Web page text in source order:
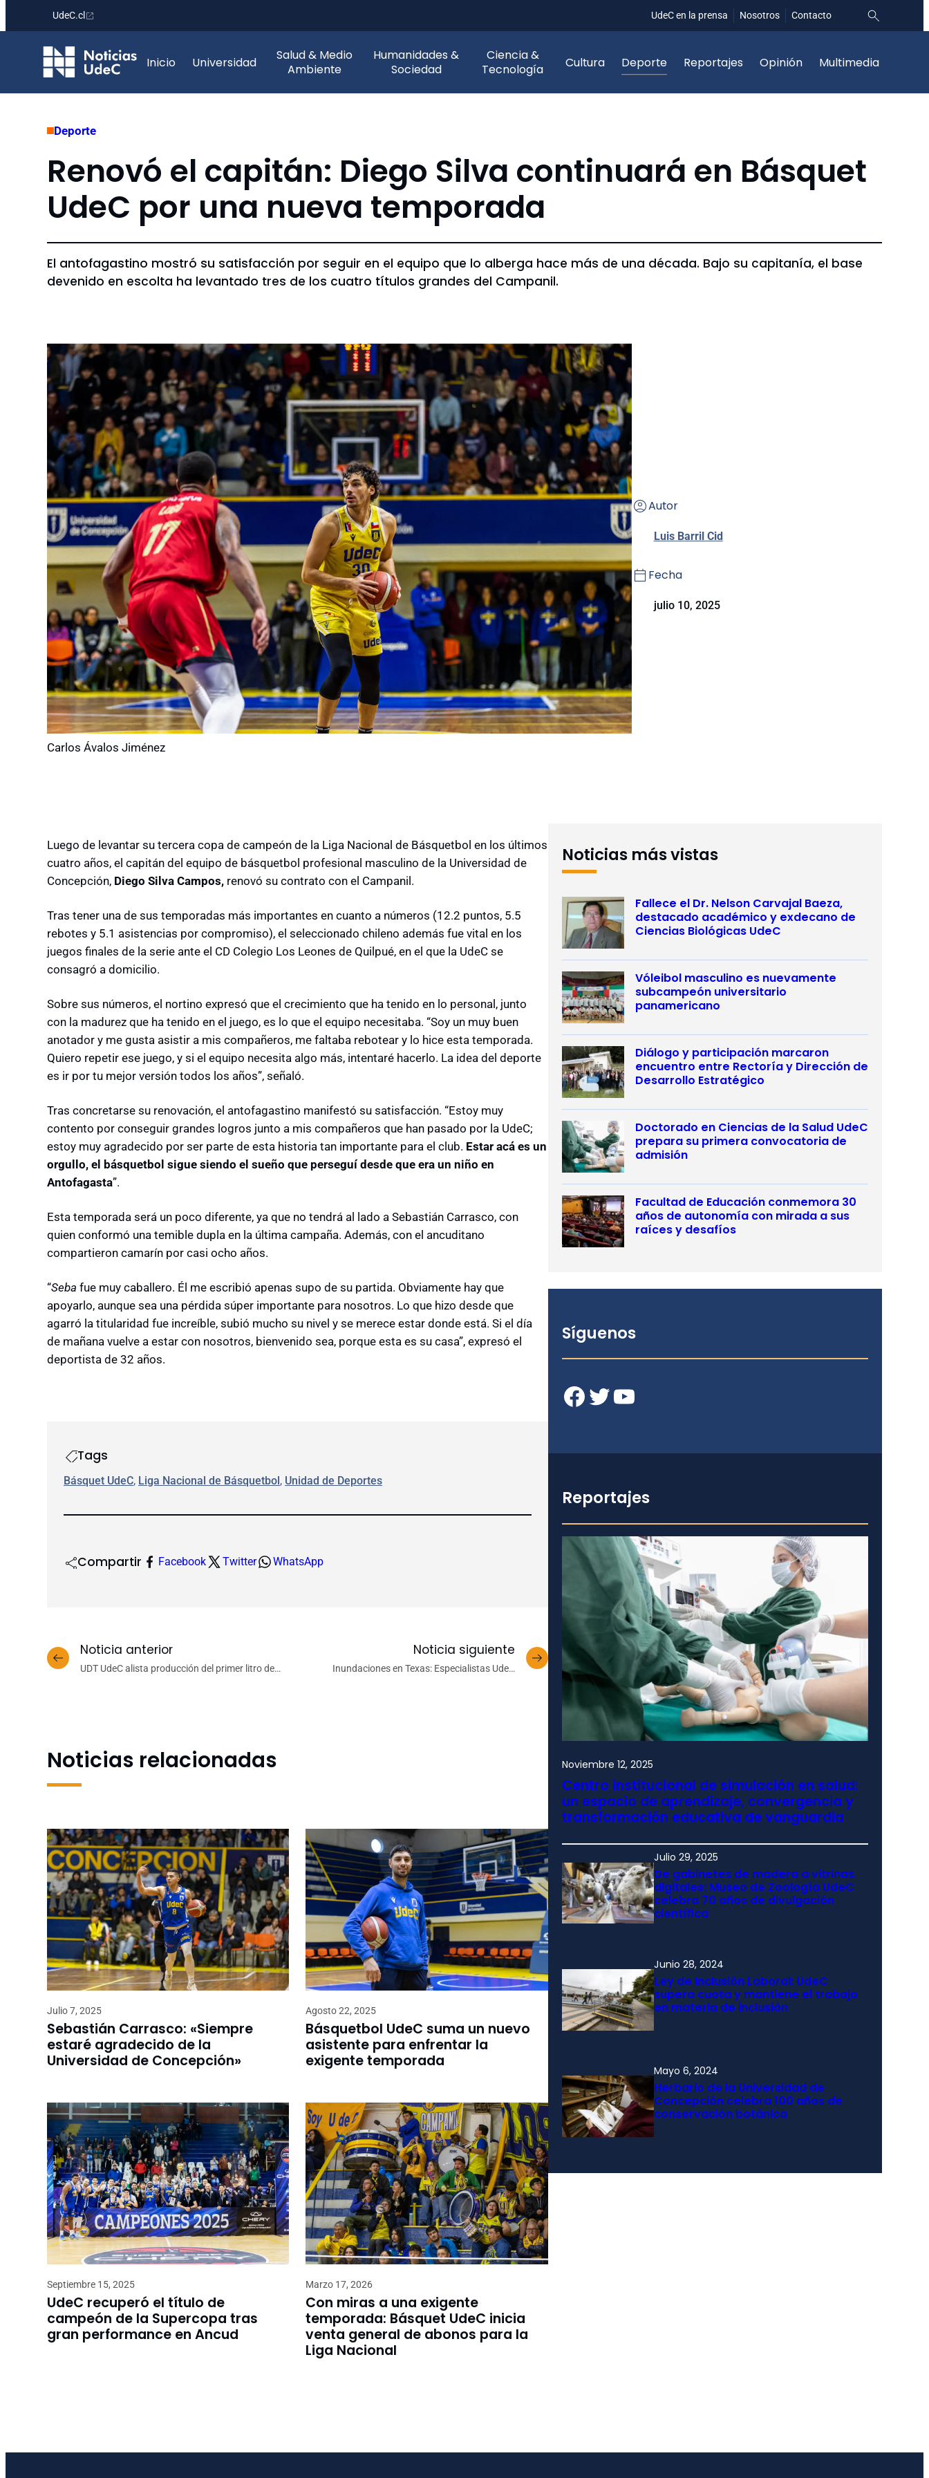
contenido
UdeC.cl UdeC en la prensa Nosotros Contacto
Inicio Universidad
Salud & Medio
Ambiente
Humanidades &
Sociedad
Ciencia &
Tecnología
Cultura Deporte Reportajes Opinión Multimedia
Deporte
Renovó el capitán: Diego Silva continuará en Básquet
UdeC por una nueva temporada
El antofagastino mostró su satisfacción por seguir en el equipo que lo alberga hace más de una década. Bajo su capitanía, el base
devenido en escolta ha levantado tres de los cuatro títulos grandes del Campanil.
Carlos Ávalos Jiménez
Autor
Luis Barril Cid
Fecha
julio 10, 2025
Luego de levantar su tercera copa de campeón de la Liga Nacional de Básquetbol en los últimos
cuatro años, el capitán del equipo de básquetbol profesional masculino de la Universidad de
Concepción, Diego Silva Campos, renovó su contrato con el Campanil.
Tras tener una de sus temporadas más importantes en cuanto a números (12.2 puntos, 5.5
rebotes y 5.1 asistencias por compromiso), el seleccionado chileno además fue vital en los
juegos finales de la serie ante el CD Colegio Los Leones de Quilpué, en el que la UdeC se
consagró a domicilio.
Sobre sus números, el nortino expresó que el crecimiento que ha tenido en lo personal, junto
con la madurez que ha tenido en el juego, es lo que el equipo necesitaba. “Soy un muy buen
anotador y me gusta asistir a mis compañeros, me faltaba rebotear y lo hice esta temporada.
Quiero repetir ese juego, y si el equipo necesita algo más, intentaré hacerlo. La idea del deporte
es ir por tu mejor versión todos los años”, señaló.
Tras concretarse su renovación, el antofagastino manifestó su satisfacción. “Estoy muy
contento por conseguir grandes logros junto a mis compañeros que han pasado por la UdeC;
estoy muy agradecido por ser parte de esta historia tan importante para el club. Estar acá es un
orgullo, el básquetbol sigue siendo el sueño que perseguí desde que era un niño en
Antofagasta”.
Esta temporada será un poco diferente, ya que no tendrá al lado a Sebastián Carrasco, con
quien conformó una temible dupla en la última campaña. Además, con el ancuditano
compartieron camarín por casi ocho años.
“Seba fue muy caballero. Él me escribió apenas supo de su partida. Obviamente hay que
apoyarlo, aunque sea una pérdida súper importante para nosotros. Lo que hizo desde que
agarró la titularidad fue increíble, subió mucho su nivel y se merece estar donde está. Si el día
de mañana vuelve a estar con nosotros, bienvenido sea, porque esta es su casa”, expresó el
deportista de 32 años.
Tags
Básquet UdeC, Liga Nacional de Básquetbol , Unidad de Deportes
Compartir Facebook Twitter WhatsApp
Noticia anterior
UDT UdeC alista producción del primer litro de
Noticia siguiente
Inundaciones en Texas: Especialistas UdeC
Noticias relacionadas
Julio 7, 2025
Sebastián Carrasco: «Siempre
estaré agradecido de la
Universidad de Concepción»
Agosto 22, 2025
Básquetbol UdeC suma un nuevo
asistente para enfrentar la
exigente temporada
Septiembre 15, 2025
UdeC recuperó el título de
campeón de la Supercopa tras
gran performance en Ancud
Marzo 17, 2026
Con miras a una exigente
temporada: Básquet UdeC inicia
venta general de abonos para la
Liga Nacional
Noticias más vistas
Fallece el Dr. Nelson Carvajal Baeza,
destacado académico y exdecano de
Ciencias Biológicas UdeC
Vóleibol masculino es nuevamente
subcampeón universitario
panamericano
Diálogo y participación marcaron
encuentro entre Rectoría y Dirección de
Desarrollo Estratégico
Doctorado en Ciencias de la Salud UdeC
prepara su primera convocatoria de
admisión
Facultad de Educación conmemora 30
años de autonomía con mirada a sus
raíces y desafíos
Síguenos
Facebook Twitter YouTube
Reportajes
Noviembre 12, 2025
Centro institucional de simulación en salud:
un espacio de aprendizaje, convergencia y
transformación educativa de vanguardia
Julio 29, 2025
De gabinetes de madera a vitrinas
digitales: Museo de Zoología UdeC
celebra 70 años de divulgación
científica
Junio 28, 2024
Ley de Inclusión Laboral: UdeC
supera cuota y mantiene el trabajo
en materia de inclusión
Mayo 6, 2024
Herbario de la Universidad de
Concepción celebra 100 años de
conservación botánica